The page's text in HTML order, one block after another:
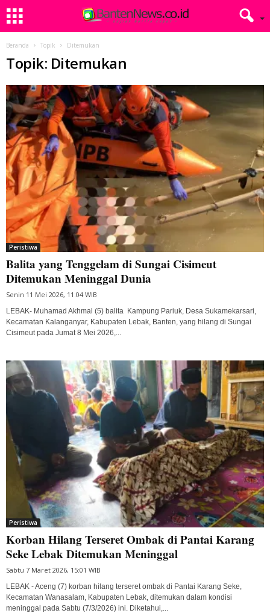
Beranda Topik Ditemukan
Topik: Ditemukan
Peristiwa
Balita yang Tenggelam di Sungai Cisimeut
Ditemukan Meninggal Dunia
Senin 11 Mei 2026, 11:04 WIB
LEBAK- Muhamad Akhmal (5) balita Kampung Pariuk, Desa Sukamekarsari,
Kecamatan Kalanganyar, Kabupaten Lebak, Banten, yang hilang di Sungai
Cisimeut pada Jumat 8 Mei 2026,...
Peristiwa
Korban Hilang Terseret Ombak di Pantai Karang
Seke Lebak Ditemukan Meninggal
Sabtu 7 Maret 2026, 15:01 WIB
LEBAK - Aceng (7) korban hilang terseret ombak di Pantai Karang Seke,
Kecamatan Wanasalam, Kabupaten Lebak, ditemukan dalam kondisi
meninggal pada Sabtu (7/3/2026) ini. Diketahui,...